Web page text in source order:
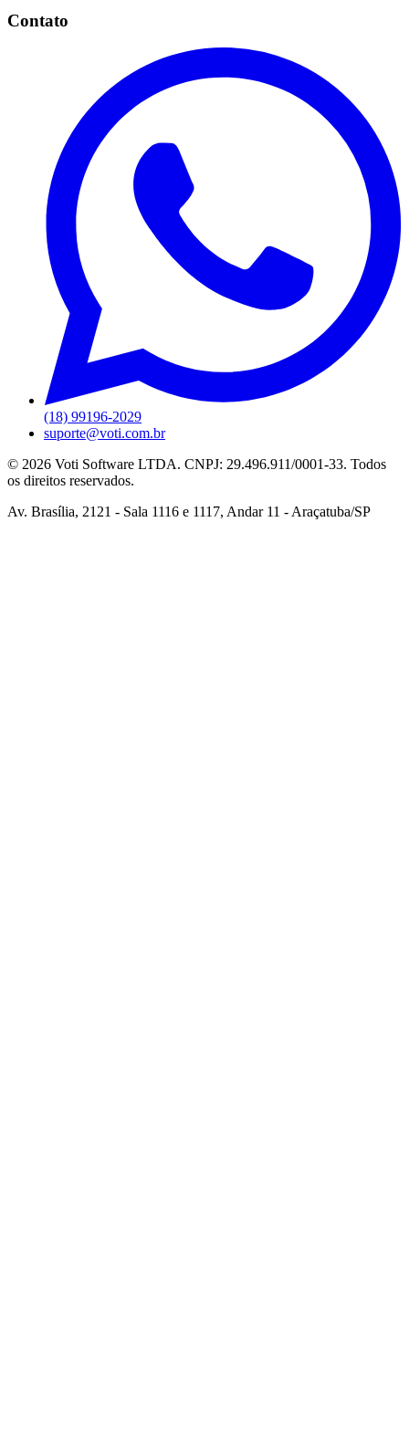
Contato
(18) 99196-2029
suporte@voti.com.br
© 2026 Voti Software LTDA. CNPJ: 29.496.911/0001-33. Todos
os direitos reservados.
Av. Brasília, 2121 - Sala 1116 e 1117, Andar 11 - Araçatuba/SP